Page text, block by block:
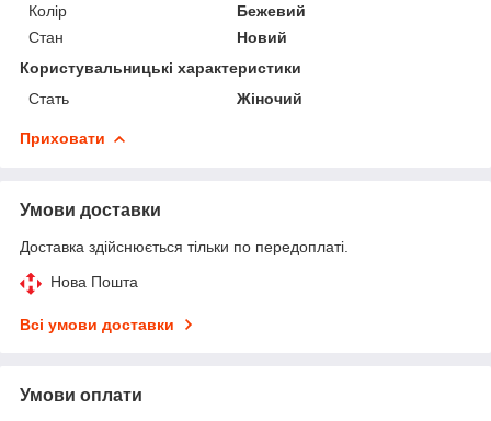
Колір
Бежевий
Стан
Новий
Користувальницькі характеристики
Стать
Жіночий
Приховати
Умови доставки
Доставка здійснюється тільки по передоплаті.
Нова Пошта
Всі умови доставки
Умови оплати